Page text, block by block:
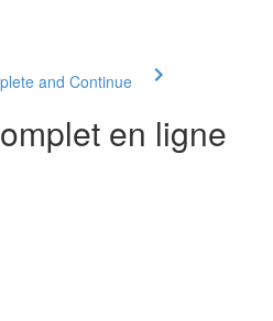
and Continue
en ligne